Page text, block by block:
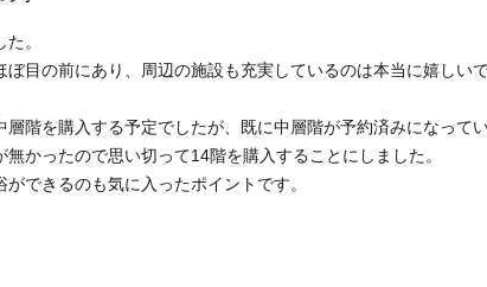
。
目の前にあり、周辺の施設も充実しているのは本当に嬉しい
階を購入する予定でしたが、既に中層階が予約済みになって
かったので思い切って14階を購入することにしました。
できるのも気に入ったポイントです。